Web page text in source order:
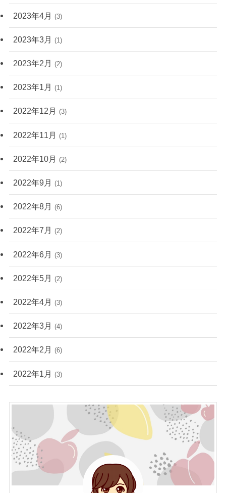
2023年4月 (3)
2023年3月 (1)
2023年2月 (2)
2023年1月 (1)
2022年12月 (3)
2022年11月 (1)
2022年10月 (2)
2022年9月 (1)
2022年8月 (6)
2022年7月 (2)
2022年6月 (3)
2022年5月 (2)
2022年4月 (3)
2022年3月 (4)
2022年2月 (6)
2022年1月 (3)